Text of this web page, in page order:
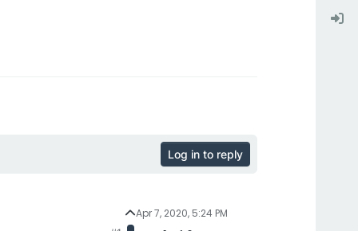
Log in to reply
Apr 7, 2020, 5:24 PM